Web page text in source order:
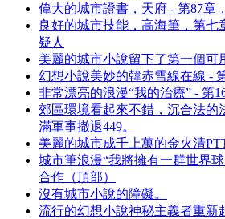
偉大的城市證書，天府 - 第87章
良好的城市技能，高海筆，第七
疑人
美麗的城市小說留下了第一個可
幻想小說美妙的韓赤雪線在線 -
非常漂亮的浪漫“我的治療” - 第
郊區環境看起來不錯，沉合法的
滿軍事撤退449。
美麗的城市成千上萬的金火清
城市筆浪漫“我將擁有一群世界球
合作（頂部）
沒有城市小說的障礙。
流行的幻想小說神秘主義者重新